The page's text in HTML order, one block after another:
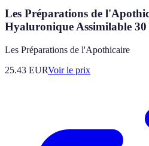
Les Préparations de
Hyaluronique Assimilable 30
Les Préparations de l'Apothicaire
25.43 EURVoir le prix